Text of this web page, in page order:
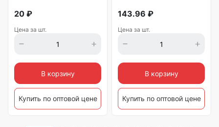
20 ₽
Цена за шт.
В корзину
Купить по оптовой цене
143.96 ₽
Цена за шт.
В корзину
Купить по оптовой цене